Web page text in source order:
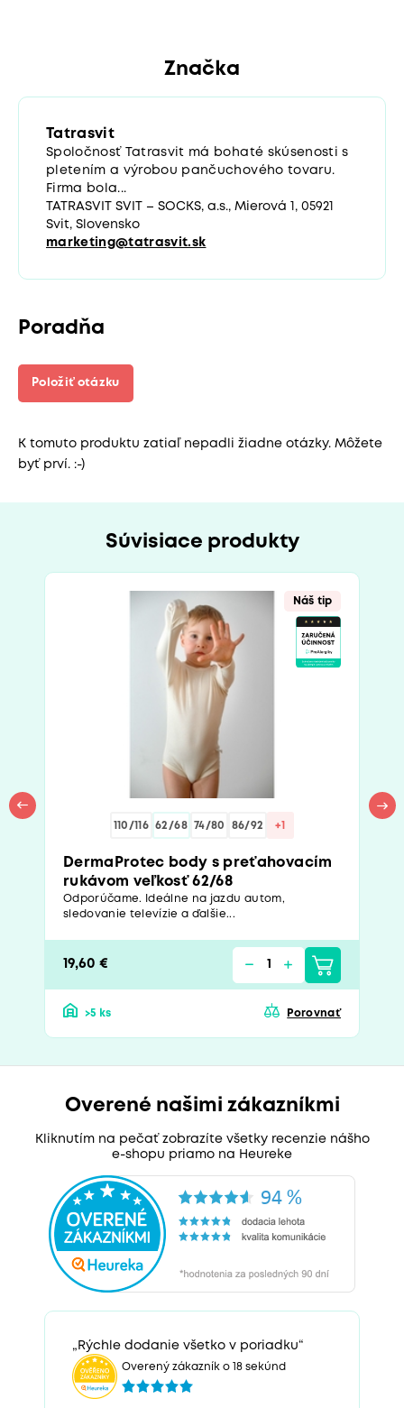
Značka
Tatrasvit
Spoločnosť Tatrasvit má bohaté skúsenosti s
pletením a výrobou pančuchového tovaru.
Firma bola...
TATRASVIT SVIT – SOCKS, a.s., Mierová 1, 05921
Svit, Slovensko
marketing@tatrasvit.sk
Poradňa
Položiť otázku
K tomuto produktu zatiaľ nepadli žiadne otázky. Môžete
byť prví. :-)
Súvisiace produkty
Náš tip
110/116 62/68 74/80 86/92 +1
DermaProtec body s preťahovacím
rukávom veľkosť 62/68
Odporúčame. Ideálne na jazdu autom,
sledovanie televízie a ďalšie...
19,60 €
>5 ks Porovnať
Overené našimi zákazníkmi
Kliknutím na pečať zobrazíte všetky recenzie nášho
e-shopu priamo na Heureke
„Rýchle dodanie všetko v poriadku“
Overený zákazník o 18 sekúnd